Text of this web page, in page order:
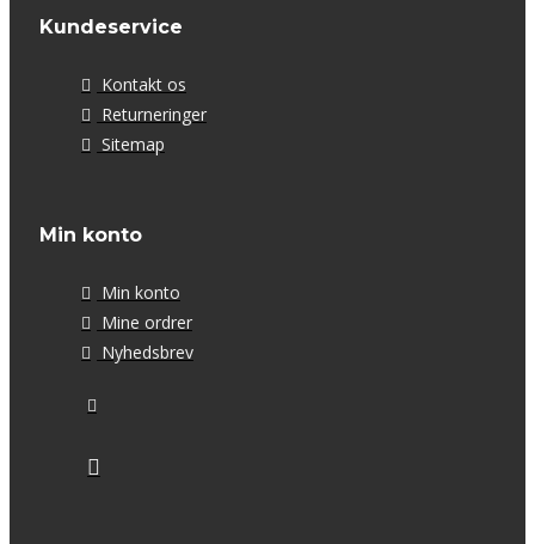
Kundeservice
Kontakt os
Returneringer
Sitemap
Min konto
Min konto
Mine ordrer
Nyhedsbrev